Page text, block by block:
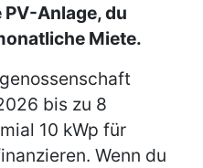
Anlage, du
Miete.
bis zu 8
10 kWp für
Wenn du